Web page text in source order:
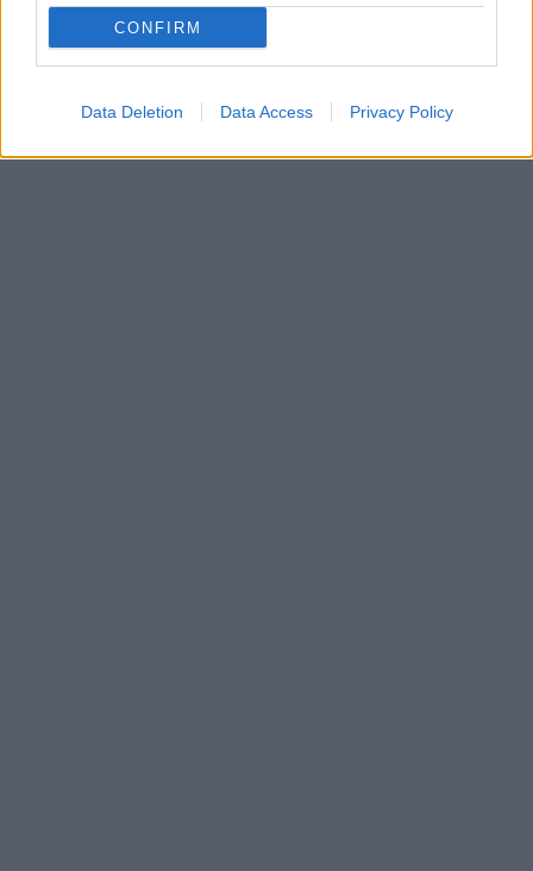
CONFIRM
Data Deletion Data Access Privacy Policy